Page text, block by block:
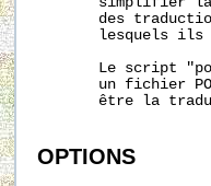
des
lesquels ils
Le script
un fichier
être la
OPTIONS